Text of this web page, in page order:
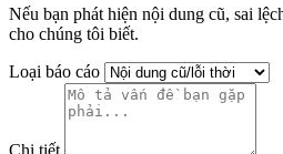
Nếu bạn phát hiện nội dung cũ, sai
cho chúng tôi biết.
Loại báo cáo
Chi tiết